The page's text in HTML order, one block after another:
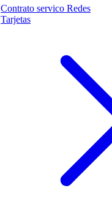
Contrato servico Redes
Tarjetas